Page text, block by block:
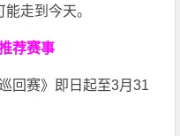
走到今天。
荐赛事
回赛》即日起至3月31